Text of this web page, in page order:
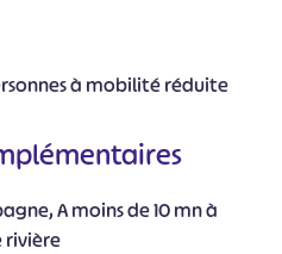
à mobilité réduite
A moins de 10 mn à
rivière